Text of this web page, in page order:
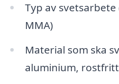
Typ av svetsarbete
MMA)
Material som ska
aluminium,